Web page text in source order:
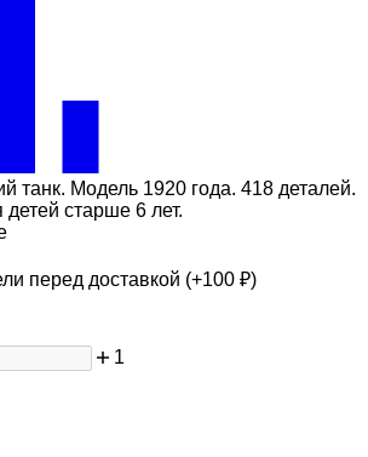
танк. Модель 1920 года. 418 деталей.
старше 6 лет.
перед доставкой (+100 ₽)
1